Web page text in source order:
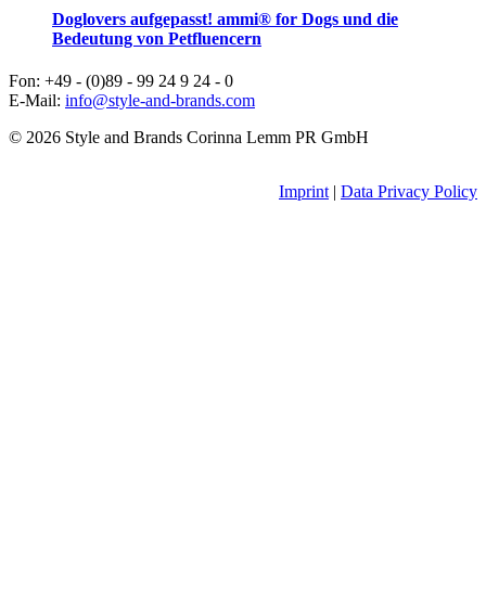
Doglovers aufgepasst! ammi® for Dogs und die
Bedeutung von Petfluencern
Fon: +49 - (0)89 - 99 24 9 24 - 0
E-Mail: info@style-and-brands.com
© 2026 Style and Brands Corinna Lemm PR GmbH
Imprint| Data Privacy Policy